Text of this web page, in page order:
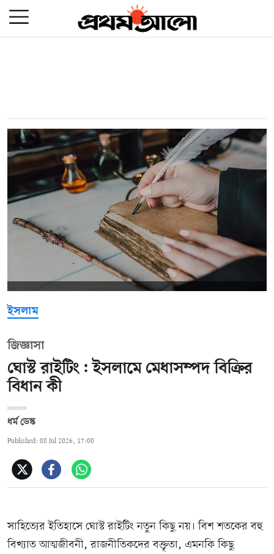
ইসলাম
জিজ্ঞাসা
ঘোস্ট রাইটিং: ইসলামে মেধাসম্পদ বিক্রির
বিধান কী
ধর্ম ডেস্ক
Published: 08 Jul 2026, 17:00
সাহিত্যের ইতিহাসে ঘোস্ট রাইটিং নতুন কিছু নয়। বিশ শতকের বহু
বিখ্যাত আত্মজীবনী, রাজনীতিকদের বক্তৃতা, এমনকি কিছু